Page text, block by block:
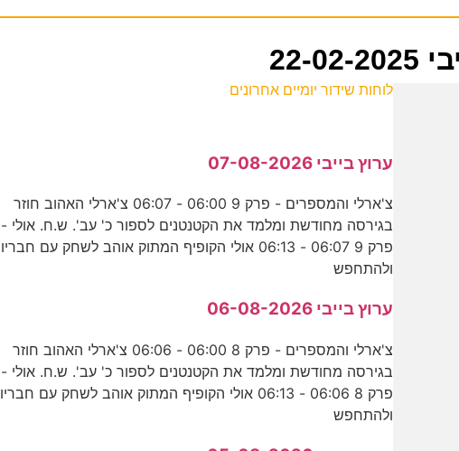
לוחות שידור יומיים אחרונים
ערוץ בייבי 07-08-2026
צ'ארלי והמספרים - פרק 9 06:00 - 06:07 צ'ארלי האהוב חוזר
בגירסה מחודשת ומלמד את הקטנטנים לספור כ' עב'. ש.ח. אולי -
פרק 9 06:07 - 06:13 אולי הקופיף המתוק אוהב לשחק עם חבריו
ולהתחפש
ערוץ בייבי 06-08-2026
צ'ארלי והמספרים - פרק 8 06:00 - 06:06 צ'ארלי האהוב חוזר
בגירסה מחודשת ומלמד את הקטנטנים לספור כ' עב'. ש.ח. אולי -
פרק 8 06:06 - 06:13 אולי הקופיף המתוק אוהב לשחק עם חבריו
ולהתחפש